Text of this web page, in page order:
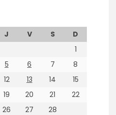
J V S
D
1
5 6 7
8
12 13 14
15
19 20 21
22
26 27
28